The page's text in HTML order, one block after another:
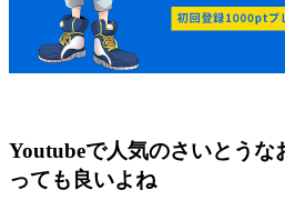
Youtubeで人気のさいとうな
っても良いよね